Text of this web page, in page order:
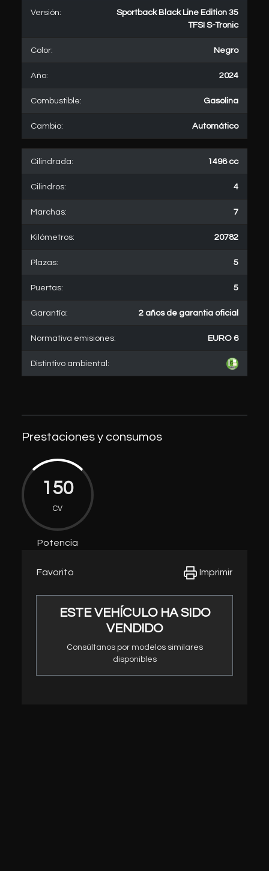
Versión:
Sportback Black Line Edition 35
TFSI S-Tronic
Color: Negro
Año: 2024
Combustible: Gasolina
Cambio: Automático
Cilindrada: 1498 cc
Cilindros: 4
Marchas: 7
Kilómetros: 20782
Plazas: 5
Puertas: 5
Garantía: 2 años de garantia oficial
Normativa emisiones: EURO 6
Distintivo ambiental:
Prestaciones y consumos
150
CV
Potencia
Favorito Imprimir
ESTE VEHÍCULO HA SIDO
VENDIDO
Consúltanos por modelos similares
disponibles